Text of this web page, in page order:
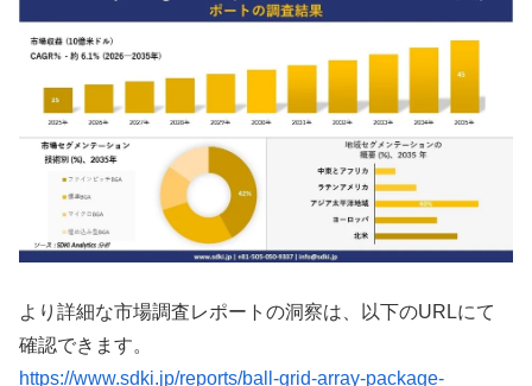
より詳細な市場調査レポートの洞察は、以下のURLにて
確認できます。
https://www.sdki.jp/reports/ball-grid-array-package-